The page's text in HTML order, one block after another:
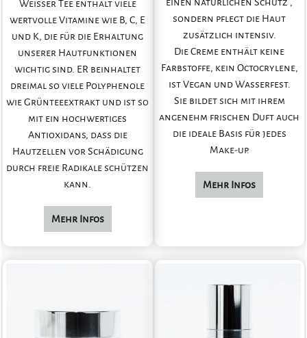
Weisser Tee enthält viele
wertvolle Vitamine wie B, C, E
und K, die für die Erhaltung
unserer Hautfunktionen
wichtig sind. ER beinhaltet
dreimal so viele Polyphenole
wie Grünteeextrakt und ist so
mit ein hochwertiges
Antioxidans, dass die
Hautzellen vor Schädigung
durch freie Radikale schützen
kann.
Mehr Infos
sondern pflegt die Haut
zusätzlich intensiv.
Die Creme enthält keine
Farbstoffe, kein Octocrylene,
ist Vegan und Wasserfest.
Sie bildet sich mit ihrem
angenehm frischen Duft auch
die ideale Basis für jedes
Make-up.
Mehr Infos